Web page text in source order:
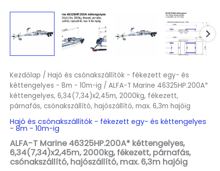
Kezdőlap / Hajó és csónakszállítók - fékezett egy- és
kéttengelyes - 8m - 10m-ig / ALFA-T Marine 46325HP.200A*
kéttengelyes, 6,34(7,34)x2,45m, 2000kg, fékezett,
párnafás, csónakszállító, hajószállító, max. 6,3m hajóig
Hajó és csónakszállítók - fékezett egy- és kéttengelyes
- 8m - 10m-ig
ALFA-T Marine 46325HP.200A* kéttengelyes,
6,34(7,34)x2,45m, 2000kg, fékezett, párnafás,
csónakszállító, hajószállító, max. 6,3m hajóig